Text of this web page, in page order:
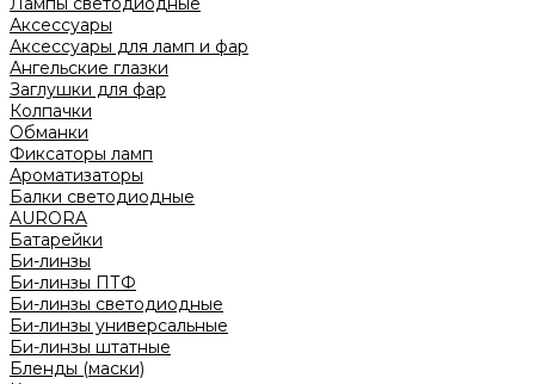
Аксессуары
Аксессуары для ламп и фар
Ангельские глазки
Заглушки для фар
Колпачки
Обманки
Фиксаторы ламп
Ароматизаторы
Балки светодиодные
AURORA
Батарейки
Би-линзы
Би-линзы ПТФ
Би-линзы светодиодные
Би-линзы универсальные
Би-линзы штатные
Бленды (маски)